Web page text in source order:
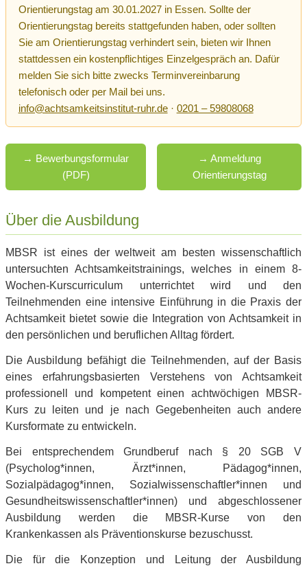
Orientierungstag am 30.01.2027 in Essen. Sollte der
Orientierungstag bereits stattgefunden haben, oder sollten
Sie am Orientierungstag verhindert sein, bieten wir Ihnen
stattdessen ein kostenpflichtiges Einzelgespräch an. Dafür
melden Sie sich bitte zwecks Terminvereinbarung
telefonisch oder per Mail bei uns.
info@achtsamkeitsinstitut-ruhr.de· 0201 – 59808068
→ Bewerbungsformular
(PDF)
→ Anmeldung
Orientierungstag
Über die Ausbildung
MBSR ist eines der weltweit am besten wissenschaftlich
untersuchten Achtsamkeitstrainings, welches in einem 8-
Wochen-Kurscurriculum unterrichtet wird und den
Teilnehmenden eine intensive Einführung in die Praxis der
Achtsamkeit bietet sowie die Integration von Achtsamkeit in
den persönlichen und beruflichen Alltag fördert.
Die Ausbildung befähigt die Teilnehmenden, auf der Basis
eines erfahrungsbasierten Verstehens von Achtsamkeit
professionell und kompetent einen achtwöchigen MBSR-
Kurs zu leiten und je nach Gegebenheiten auch andere
Kursformate zu entwickeln.
Bei entsprechendem Grundberuf nach § 20 SGB V
(Psycholog*innen, Ärzt*innen, Pädagog*innen,
Sozialpädagog*innen, Sozialwissenschaftler*innen und
Gesundheitswissenschaftler*innen) und abgeschlossener
Ausbildung werden die MBSR-Kurse von den
Krankenkassen als Präventionskurse bezuschusst.
Die für die Konzeption und Leitung der Ausbildung